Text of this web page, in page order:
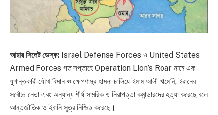
আমার সিলেট ডেস্ক: Israel Defense Forces ও United States
Armed Forces গত সপ্তাহে Operation Lion’s Roar নামে এক
যুগান্তকারী যৌথ বিমান ও ক্ষেপণাস্ত্র হামলা চালিয়ে ইমাম আলী খামেনি, ইরানের
সর্বোচ্চ নেতা এবং অন্যান্য শীর্ষ সামরিক ও নিরাপত্তা কমান্ডারদের হত্যা করেছে বলে
আন্তর্জাতিক ও ইরানি সূত্র নিশ্চিত করেছে।